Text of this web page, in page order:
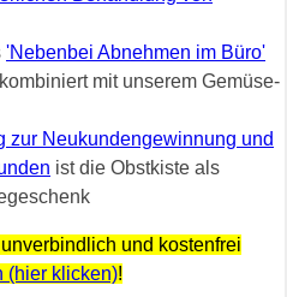
'Nebenbei Abnehmen im Büro'
mit unserem Gemüse-
zur Neukundengewinnung und
ist die Obstkiste als
und kostenfrei
(hier klicken)!